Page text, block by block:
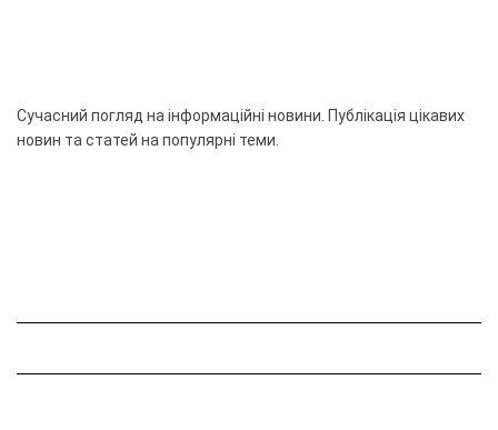
Сучасний погляд на інформаційні новини. Публікація цікавих
новин та статей на популярні теми.